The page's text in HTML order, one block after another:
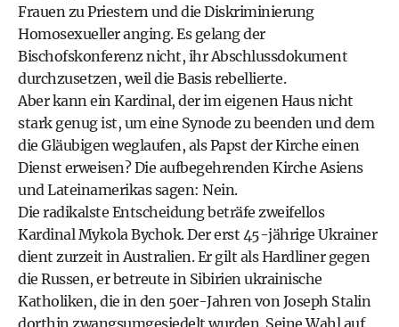
Frauen zu Priestern und die Diskriminierung
Homosexueller anging. Es gelang der
Bischofskonferenz nicht, ihr Abschlussdokument
durchzusetzen, weil die Basis rebellierte.
Aber kann ein Kardinal, der im eigenen Haus nicht
stark genug ist, um eine Synode zu beenden und dem
die Gläubigen weglaufen, als Papst der Kirche einen
Dienst erweisen? Die aufbegehrenden Kirche Asiens
und Lateinamerikas sagen: Nein.
Die radikalste Entscheidung beträfe zweifellos
Kardinal Mykola Bychok. Der erst 45-jährige Ukrainer
dient zurzeit in Australien. Er gilt als Hardliner gegen
die Russen, er betreute in Sibirien ukrainische
Katholiken, die in den 50er-Jahren von Joseph Stalin